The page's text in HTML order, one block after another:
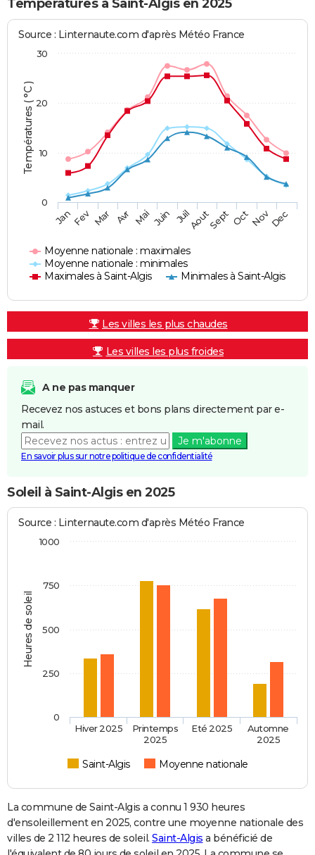
Températures à Saint-Algis en 2025
Températures ( °C )
Source : Linternaute.com d'après Météo France
Moyenne nationale : maximales
Moyenne nationale : minimales
Maximales à Saint-Algis
Minimales à Saint-Algis
JanFev Mar Avr Mai Juin JuilAoutSept OctNovDec
0
10
20
30
Les villes les plus chaudes
Les villes les plus froides
A ne pas manquer
Recevez nos astuces et bons plans directement par e-
mail.
Je m'abonne
En savoir plus sur notre politique de confidentialité
Soleil à Saint-Algis en 2025
Heures de soleil
Source : Linternaute.com d'après Météo France
Saint-Algis Moyenne nationale
Hiver 2025
Printemps
2025
Eté 2025
Automne
2025
0
1000
250
500
750
La commune de Saint-Algis a connu 1 930 heures
d'ensoleillement en 2025, contre une moyenne nationale des
villes de 2 112 heures de soleil. Saint-Algis a bénéficié de